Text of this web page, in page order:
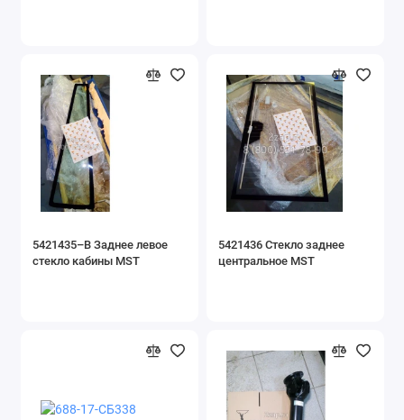
5421435–B Заднее левое
стекло кабины MST
5421436 Стекло заднее
центральное MST